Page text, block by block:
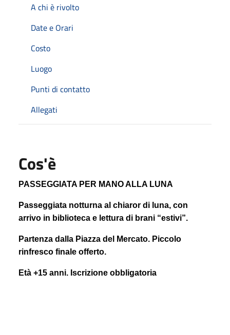
A chi è rivolto
Date e Orari
Costo
Luogo
Punti di contatto
Allegati
Cos'è
PASSEGGIATA PER MANO ALLA LUNA
Passeggiata notturna al chiaror di luna, con
arrivo in biblioteca e lettura di brani “estivi”.
Partenza dalla Piazza del Mercato. Piccolo
rinfresco finale offerto.
Età +15 anni. Iscrizione obbligatoria